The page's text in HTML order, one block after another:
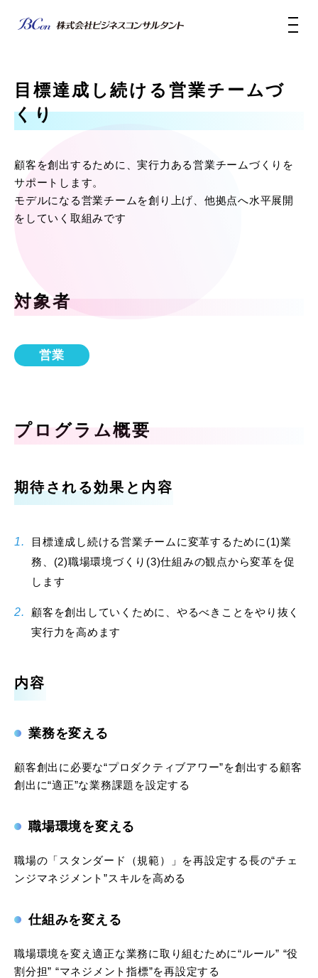
目標達成し続ける営業チームづ
くり
顧客を創出するために、実行力ある営業チームづくりを
サポートします。
モデルになる営業チームを創り上げ、他拠点へ水平展開
をしていく取組みです
対象者
営業
プログラム概要
期待される効果と内容
目標達成し続ける営業チームに変革するために(1)業
務、(2)職場環境づくり(3)仕組みの観点から変革を促
します
顧客を創出していくために、やるべきことをやり抜く
実行力を高めます
内容
業務を変える
顧客創出に必要な“プロダクティブアワー”を創出する顧客
創出に“適正”な業務課題を設定する
職場環境を変える
職場の「スタンダード（規範）」を再設定する長の“チェ
ンジマネジメント”スキルを高める
仕組みを変える
職場環境を変え適正な業務に取り組むために“ルール” “役
割分担” “マネジメント指標”を再設定する